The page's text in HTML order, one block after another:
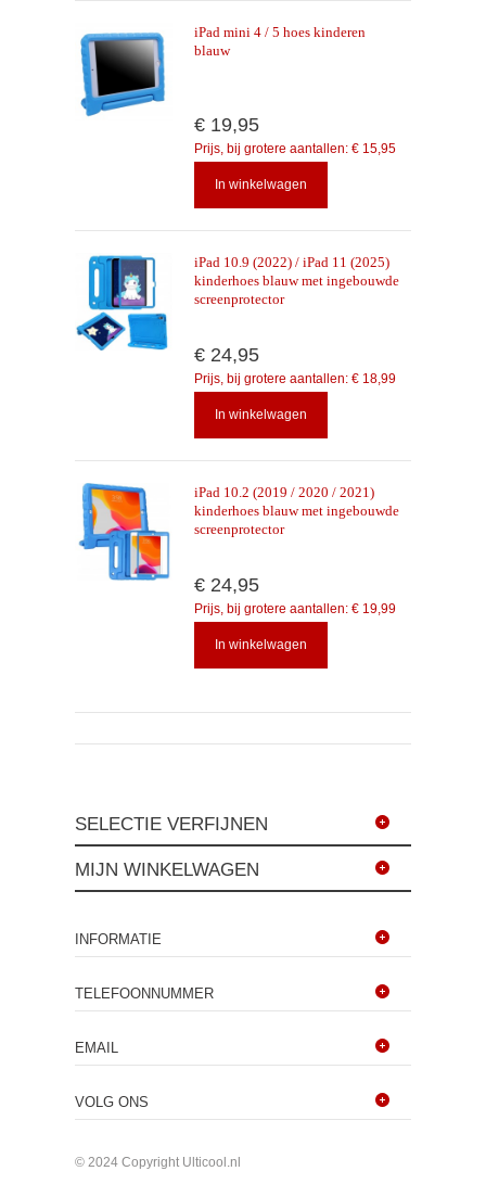
iPad mini 4 / 5 hoes kinderen
blauw
€ 19,95
Prijs, bij grotere aantallen: € 15,95
In winkelwagen
iPad 10.9 (2022) / iPad 11 (2025)
kinderhoes blauw met ingebouwde
screenprotector
€ 24,95
Prijs, bij grotere aantallen: € 18,99
In winkelwagen
iPad 10.2 (2019 / 2020 / 2021)
kinderhoes blauw met ingebouwde
screenprotector
€ 24,95
Prijs, bij grotere aantallen: € 19,99
In winkelwagen
SELECTIE VERFIJNEN
MIJN WINKELWAGEN
INFORMATIE
TELEFOONNUMMER
EMAIL
VOLG ONS
© 2024 Copyright Ulticool.nl